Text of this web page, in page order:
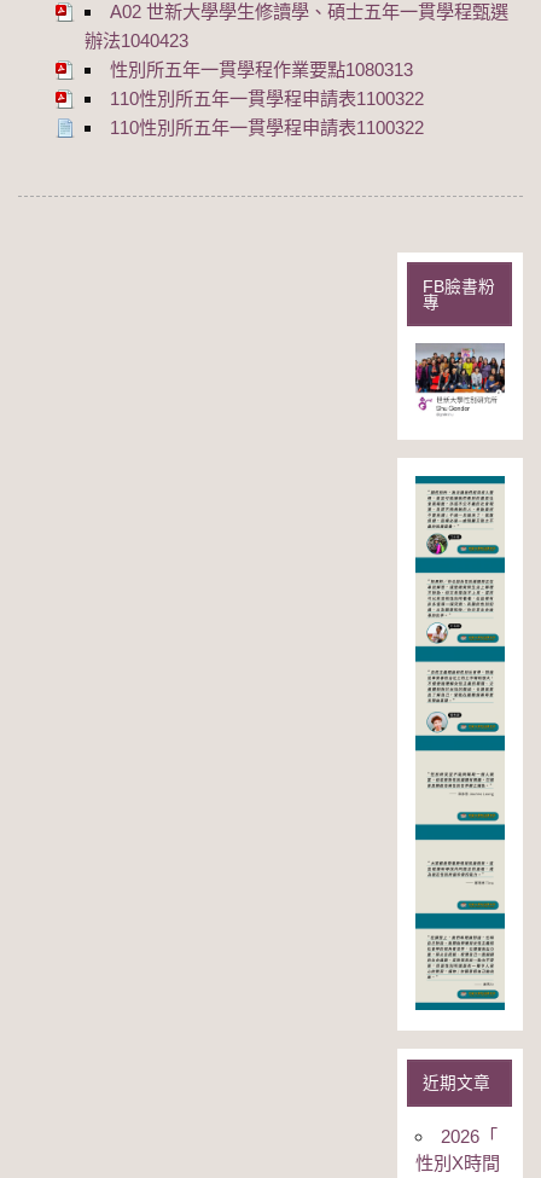
A02 世新大學學生修讀學、碩士五年一貫學程甄選
辦法1040423
性別所五年一貫學程作業要點1080313
110性別所五年一貫學程申請表1100322
110性別所五年一貫學程申請表1100322
FB臉書粉
專
近期文章
2026「
性別Χ時間